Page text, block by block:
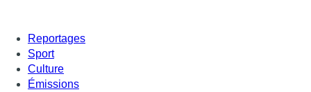
Reportages
Sport
Culture
Émissions